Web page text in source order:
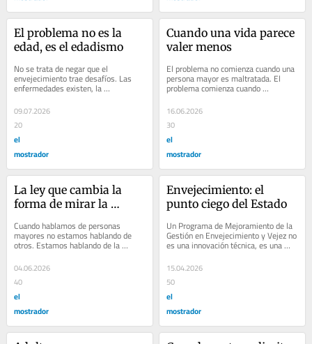
El problema no es la
edad, es el edadismo
No se trata de negar que el
envejecimiento trae desafíos. Las
enfermedades existen, la
dependencia existe y muchas
personas necesitarán apoyos. La...
09.07.2026
20
el
mostrador
Cuando una vida parece
valer menos
El problema no comienza cuando una
persona mayor es maltratada. El
problema comienza cuando
aceptamos que algunas vidas
merecen menos consideración...
16.06.2026
30
el
mostrador
La ley que cambia la
forma de mirar la
Cuando hablamos de personas
mayores no estamos hablando de
otros. Estamos hablando de la
y, si tenemos suerte, del...
04.06.2026
40
el
mostrador
Envejecimiento: el
punto ciego del Estado
Un Programa de Mejoramiento de la
Gestión en Envejecimiento y Vejez no
es una innovación técnica, es una
herramienta de transformación.
Chile...
15.04.2026
50
el
mostrador